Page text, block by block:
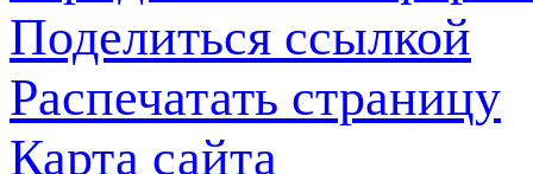
Поделиться ссылкой
Распечатать страницу
Карта сайта